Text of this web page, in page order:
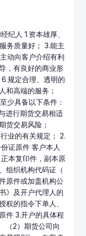
纪人 1.资本雄厚、
务质量好； 3.能主
动向客户介绍有利
，有良好的商业形
规定合理、透明的
和高端的服务；
少具备以下条件：
进行期货交易相适
货交易风险；
业的有关规定； 2.
证原件 客户本人
本复印件，副本原
组织机构代码证（
原件或加盖机构公
》及开户代理人的
权的指令下单人、
件 3.开户的具体程
（2）期货公司向